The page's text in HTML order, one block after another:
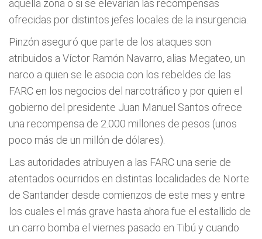
aquella zona o si se elevarían las recompensas
ofrecidas por distintos jefes locales de la insurgencia.
Pinzón aseguró que parte de los ataques son
atribuidos a Víctor Ramón Navarro, alias Megateo, un
narco a quien se le asocia con los rebeldes de las
FARC en los negocios del narcotráfico y por quien el
gobierno del presidente Juan Manuel Santos ofrece
una recompensa de 2.000 millones de pesos (unos
poco más de un millón de dólares).
Las autoridades atribuyen a las FARC una serie de
atentados ocurridos en distintas localidades de Norte
de Santander desde comienzos de este mes y entre
los cuales el más grave hasta ahora fue el estallido de
un carro bomba el viernes pasado en Tibú y cuando